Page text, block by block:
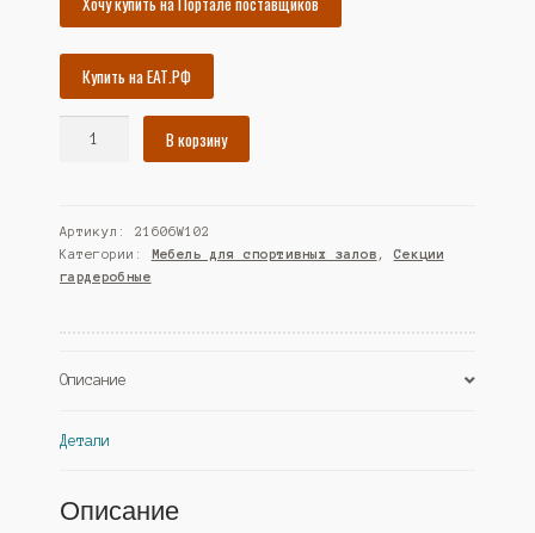
Купить на ЕАТ.РФ
раздевалок
4-
секционный
местный,
и
(Westcom)
В корзину
Артикул: 21606W102
Категории: Мебель для спортивных залов , Секции
гардеробные
Описание
Детали
Описание